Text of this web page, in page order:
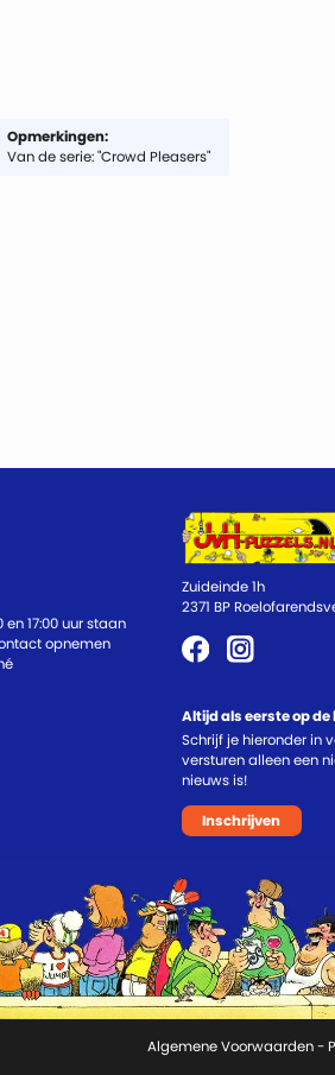
Opmerkingen:
Van de serie: "Crowd Pleasers"
17:00 uur staan
opnemen
Zuideinde 1h
2371 BP
Altijd als eerste op de
Schrijf je hieronder in
versturen alleen een
nieuws is!
Inschrijven
Algemene Voorwaarden-